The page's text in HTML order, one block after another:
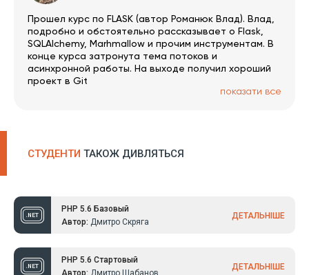
Прошел курс по FLASK (автор Романюк Влад). Влад,
подробно и обстоятельно рассказывает о Flask,
SQLAlchemy, Marhmallow и прочим инструментам. В
конце курса затронута тема потоков и
асинхронной работы. На выходе получил хороший
проект в Git
показати все
СТУДЕНТИ ТАКОЖ ДИВЛЯТЬСЯ
PHP 5.6 Базовый
Автор: Дмитро Скряга
ДЕТАЛЬНІШЕ
PHP 5.6 Стартовый
Автор: Дмитро Шабанов
ДЕТАЛЬНІШЕ